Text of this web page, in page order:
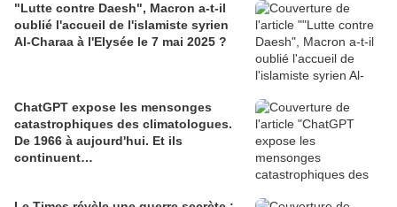
"Lutte contre Daesh", Macron a-t-il
oublié l'accueil de l'islamiste syrien
Al-Charaa à l'Elysée le 7 mai 2025 ?
ChatGPT expose les mensonges
catastrophiques des climatologues.
De 1966 à aujourd'hui. Et ils
continuent…